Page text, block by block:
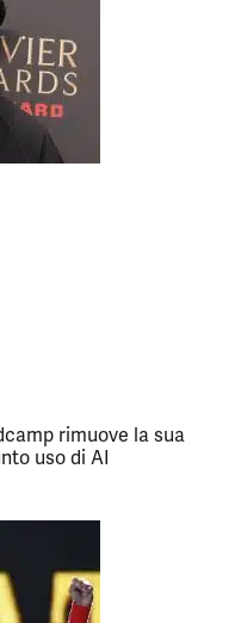
rimuove la sua
uso di AI